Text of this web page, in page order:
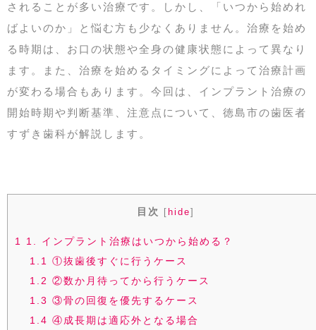
されることが多い治療です。しかし、「いつから始めれ
ばよいのか」と悩む方も少なくありません。治療を始め
る時期は、お口の状態や全身の健康状態によって異なり
ます。また、治療を始めるタイミングによって治療計画
が変わる場合もあります。今回は、インプラント治療の
開始時期や判断基準、注意点について、徳島市の歯医者
すずき歯科が解説します。
目次 [ hide]
1 1. インプラント治療はいつから始める？
1.1 ①抜歯後すぐに行うケース
1.2 ②数か月待ってから行うケース
1.3 ③骨の回復を優先するケース
1.4 ④成長期は適応外となる場合